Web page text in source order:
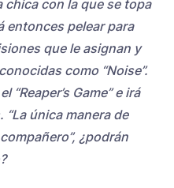
chica con la que se topa
entonces pelear para
que le asignan y
como “Noise”.
Game” e irá
única manera de
¿podrán